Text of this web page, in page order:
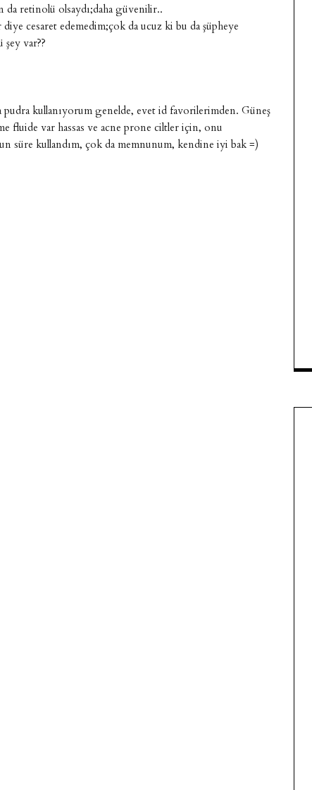
da retinolü olsaydı;daha güvenilir..
cesaret edemedim;çok da ucuz ki bu da şüpheye
var??
kullanıyorum genelde, evet id favorilerimden. Güneş
fluide var hassas ve acne prone ciltler için, onu
süre kullandım, çok da memnunum, kendine iyi bak =)